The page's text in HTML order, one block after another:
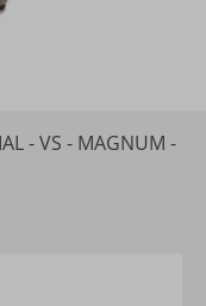
- VS - MAGNUM -